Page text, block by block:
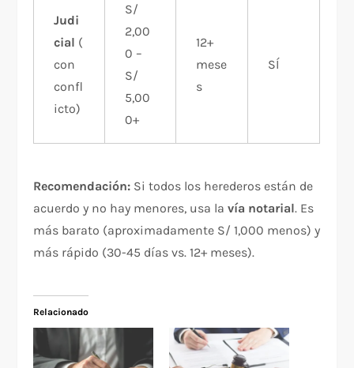
Judi
cial (
con
confl
icto)
S/
2,00
0 –
S/
5,00
0+
12+
mese
s
SÍ
Recomendación: Si todos los herederos están de
acuerdo y no hay menores, usa lavía notarial. Es
más barato (aproximadamente S/ 1,000 menos) y
más rápido (30-45 días vs. 12+ meses).
Relacionado